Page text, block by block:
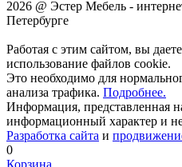
2026 @ Эстер Мебель -
Петербурге
Работая с этим сайтом, вы
использование файлов cookie.
Это необходимо для
анализа трафика. Подробнее.
Информация, представленная
информационный характер и
Разработка сайта и
0
Корзина